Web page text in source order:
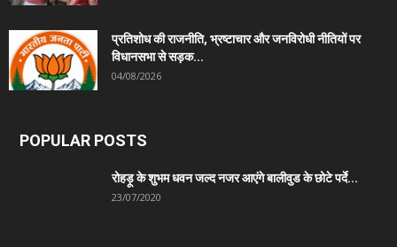
प्रतिशोध की राजनीति, भ्रष्टाचार और जनविरोधी नीतियों पर
विधानसभा से सड़क...
04/08/2026
POPULAR POSTS
रोहड़ू के शुभम धवन जल्द नजर आएंगे बालीवुड के छोटे पर्दे...
23/07/2020